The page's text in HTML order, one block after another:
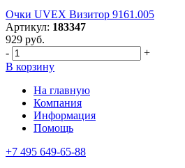
Очки UVEX Визитор 9161.005
Артикул: 183347
929 руб.
-
+
В корзину
На главную
Компания
Информация
Помощь
+7 495 649-65-88